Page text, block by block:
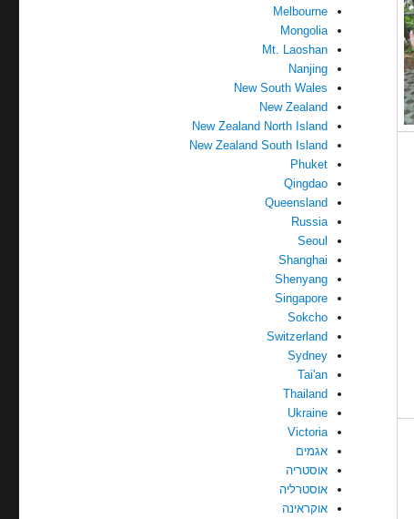
Melbourne
Mongolia
Mt. Laoshan
Nanjing
New South Wales
New Zealand
New Zealand North Island
New Zealand South Island
Phuket
Qingdao
Queensland
Russia
Seoul
Shanghai
Shenyang
Singapore
Sokcho
Switzerland
Sydney
Tai'an
Thailand
Ukraine
Victoria
אגמים
אוסטריה
אוסטרליה
אוקראינה